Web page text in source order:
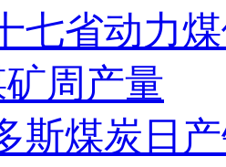
七省动力
周产量
斯煤炭日